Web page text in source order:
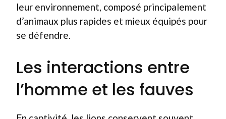
leur environnement, composé principalement
d’animaux plus rapides et mieux équipés pour
se défendre.
Les interactions entre
l’homme et les fauves